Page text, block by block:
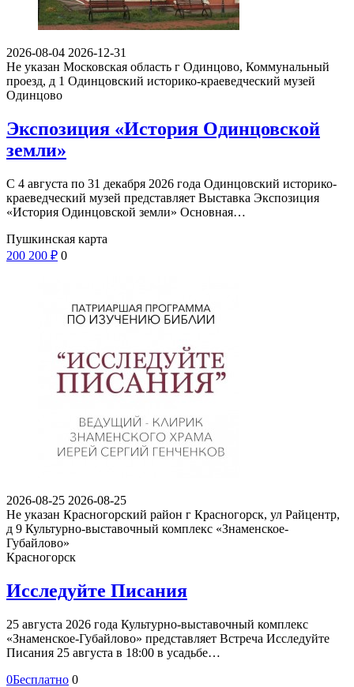
2026-08-04 2026-12-31
Не указан Московская область г Одинцово, Коммунальный
проезд, д 1 Одинцовский историко-краеведческий музей
Одинцово
Экспозиция «История Одинцовской
земли»
С 4 августа по 31 декабря 2026 года Одинцовский историко-
краеведческий музей представляет Выставка Экспозиция
«История Одинцовской земли» Основная…
Пушкинская карта
200 200 ₽ 0
2026-08-25 2026-08-25
Не указан Красногорский район г Красногорск, ул Райцентр,
д 9 Культурно-выставочный комплекс «Знаменское-
Губайлово»
Красногорск
Исследуйте Писания
25 августа 2026 года Культурно-выставочный комплекс
«Знаменское-Губайлово» представляет Встреча Исследуйте
Писания 25 августа в 18:00 в усадьбе…
0Бесплатно 0